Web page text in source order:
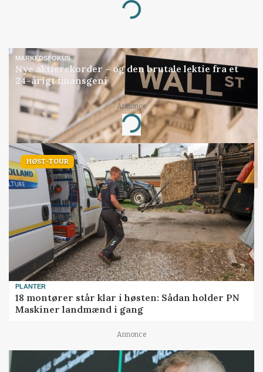
Loading...
MARKEDSFOKUS
Nye aktierekorder – og den brutale lektie fra et
24-årigt finansgeni
Annonce
Loading...
HØST-TOUR
PLANTER
18 montører står klar i høsten: Sådan holder PN
Maskiner landmænd i gang
Annonce